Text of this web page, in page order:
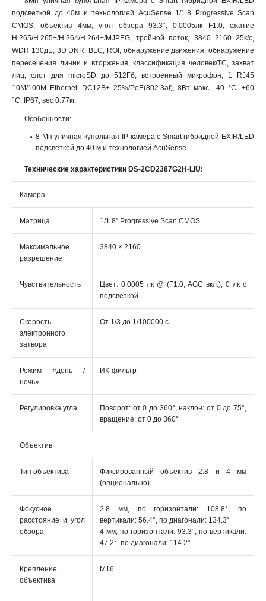
подсветкой до 40м и технологией AcuSense 1/1.8 Progressive Scan
CMOS, объектив 4мм, угол обзора 93.3°, 0.0005лк F1.0, сжатие
H.265/H.265+/H.264/H.264+/MJPEG, тройной поток, 3840 2160 25к/с,
WDR 130дБ, 3D DNR, BLC, ROI, обнаружение движения, обнаружение
пересечения линии и вторжения, классификация человек/ТС, захват
лиц, слот для microSD до 512Гб, встроенный микрофон, 1 RJ45
10M/100M Ethernet, DC12В± 25%/PoE(802.3af), 8Вт макс, -40 °C...+60
°C, IP67, вес 0.77кг.
Особенности:
8 Мп уличная купольная IP-камера с Smart гибридной EXIR/LED
подсветкой до 40 м и технологией AcuSense
Технические характеристики DS-2CD2387G2H-LIU:
Камера
Матрица 1/1.8″ Progressive Scan CMOS
Максимальное
разрешение
3840 × 2160
Чувствительность
Цвет: 0.0005 лк @ (F1.0, AGC вкл.), 0 лк с
подсветкой
Скорость
электронного
затвора
От 1/3 до 1/100000 с
Режим «день /
ночь»
ИК-фильтр
Регулировка угла
Поворот: от 0 до 360°, наклон: от 0 до 75°,
вращение: от 0 до 360°
Объектив
Тип объектива
Фиксированный объектив 2.8 и 4 мм
(опционально)
Фокусное
расстояние и угол
обзора
2.8 мм, по горизонтали: 108.8°, по
вертикали: 56.4°, по диагонали: 134.3°
4 мм, по горизонтали: 93.3°, по вертикали:
47.2°, по диагонали: 114.2°
Крепление
объектива
M16